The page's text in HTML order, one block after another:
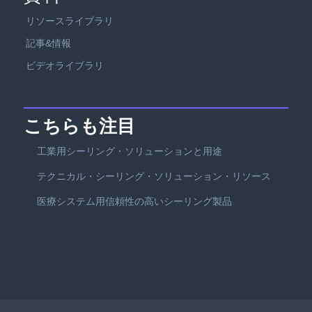
リソースライブラリ
記事&情報
ビデオライブラリ
こちらも注目
工業用シーリング・ソリューションと用途
テクニカル・シーリング・ソリューション・リソース
医療システム用信頼性の高いシーリング製品